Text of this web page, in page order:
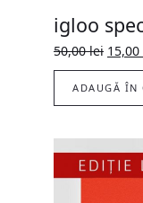
igloo
50,00lei Prețul
inițial
a
fost:
15,00
ADAUGĂ ÎN